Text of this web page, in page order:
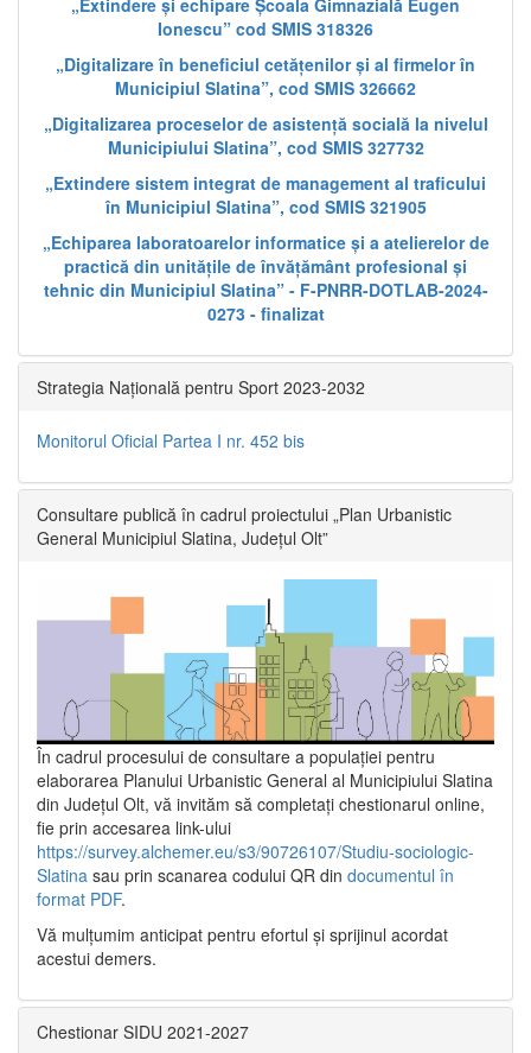
„Extindere și echipare Școala Gimnazială Eugen
Ionescu” cod SMIS 318326
„Digitalizare în beneficiul cetățenilor și al firmelor în
Municipiul Slatina”, cod SMIS 326662
„Digitalizarea proceselor de asistență socială la nivelul
Municipiului Slatina”, cod SMIS 327732
„Extindere sistem integrat de management al traficului
în Municipiul Slatina”, cod SMIS 321905
„Echiparea laboratoarelor informatice și a atelierelor de
practică din unitățile de învățământ profesional și
tehnic din Municipiul Slatina” - F-PNRR-DOTLAB-2024-
0273 - finalizat
Strategia Națională pentru Sport 2023-2032
Monitorul Oficial Partea I nr. 452 bis
Consultare publică în cadrul proiectului „Plan Urbanistic
General Municipiul Slatina, Județul Olt”
În cadrul procesului de consultare a populaţiei pentru
elaborarea Planului Urbanistic General al Municipiului Slatina
din Județul Olt, vă invităm să completați chestionarul online,
fie prin accesarea link-ului
https://survey.alchemer.eu/s3/90726107/Studiu-sociologic-
Slatina sau prin scanarea codului QR din documentul în
format PDF.
Vă mulţumim anticipat pentru efortul şi sprijinul acordat
acestui demers.
Chestionar SIDU 2021-2027